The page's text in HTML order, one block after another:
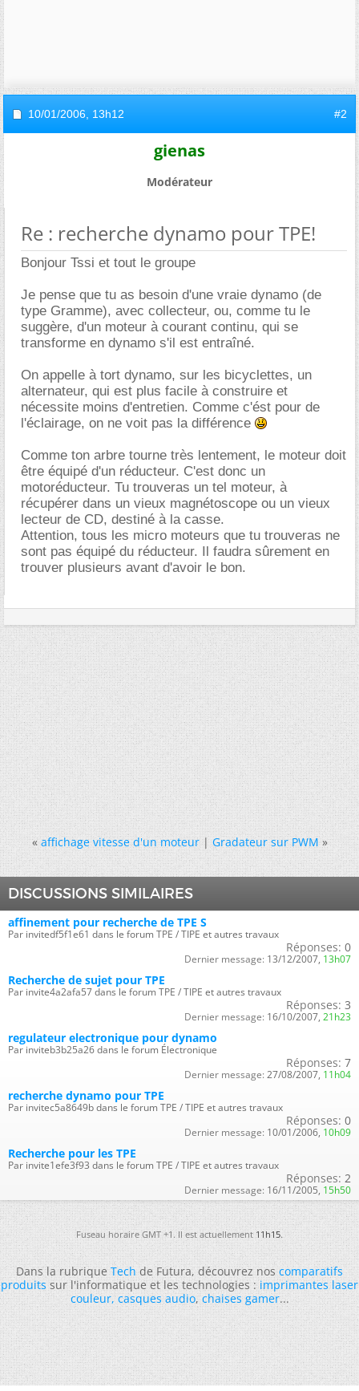
10/01/2006, 13h12 #2
gienas
Modérateur
Re : recherche dynamo pour TPE!
Bonjour Tssi et tout le groupe
Je pense que tu as besoin d'une vraie dynamo (de
type Gramme), avec collecteur, ou, comme tu le
suggère, d'un moteur à courant continu, qui se
transforme en dynamo s'il est entraîné.
On appelle à tort dynamo, sur les bicyclettes, un
alternateur, qui est plus facile à construire et
nécessite moins d'entretien. Comme c'ést pour de
l'éclairage, on ne voit pas la différence
Comme ton arbre tourne très lentement, le moteur doit
être équipé d'un réducteur. C'est donc un
motoréducteur. Tu trouveras un tel moteur, à
récupérer dans un vieux magnétoscope ou un vieux
lecteur de CD, destiné à la casse.
Attention, tous les micro moteurs que tu trouveras ne
sont pas équipé du réducteur. Il faudra sûrement en
trouver plusieurs avant d'avoir le bon.
« affichage vitesse d'un moteur|Gradateur sur PWM »
DISCUSSIONS SIMILAIRES
affinement pour recherche de TPE S
Par invitedf5f1e61 dans le forum TPE / TIPE et autres travaux
Réponses: 0
Dernier message: 13/12/2007, 13h07
Recherche de sujet pour TPE
Par invite4a2afa57 dans le forum TPE / TIPE et autres travaux
Réponses: 3
Dernier message: 16/10/2007, 21h23
regulateur electronique pour dynamo
Par inviteb3b25a26 dans le forum Électronique
Réponses: 7
Dernier message: 27/08/2007, 11h04
recherche dynamo pour TPE
Par invitec5a8649b dans le forum TPE / TIPE et autres travaux
Réponses: 0
Dernier message: 10/01/2006, 10h09
Recherche pour les TPE
Par invite1efe3f93 dans le forum TPE / TIPE et autres travaux
Réponses: 2
Dernier message: 16/11/2005, 15h50
Fuseau horaire GMT +1. Il est actuellement11h15.
Dans la rubriqueTechde Futura, découvrez noscomparatifs
produitssur l'informatique et les technologies :imprimantes laser
couleur,casques audio,chaises gamer...